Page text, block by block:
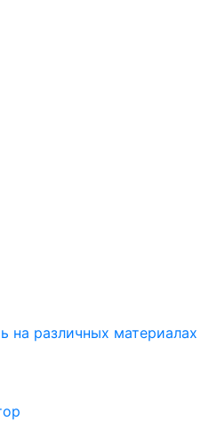
на различных материалах